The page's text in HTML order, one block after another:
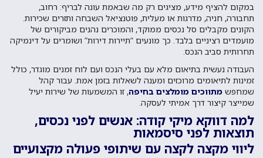
במקום להציף מידע, מציגים רק מה שבאמת עונה לבריף: רחוב,
תחבורה, חניה, מדרגות או מעלית, פוטנציאל השבחה ותזרים שכירות.
הקונים מקבלים סל נכסים ממוקד, והמוכרים נהנים מביקורים של
מועמדים רציניים בלבד. כך מונעים “תיירות דירות” ושומרים על דינמיקה
תחרותית סביב הנכס.
העבודה נעשית בתיאום מלא עם בעלי הנכס ועם לוח זמנים מוגדר, כולל
זמינות לתיאומים מרוכזים ומענה לשאלות בזמן אמת. עבור קהל
שמחפש מתווכים מומלצים בחיפה, זו המשמעות של שירות יעיל
שמייצר קיצור דרך אמיתי לעסקה.
למה דווקא מיקי קודה: אנשים לפני נכסים,
תוצאות לפני סיסמאות
ליווי מקצה לקצה עם שיתופי פעולה מקצועיים